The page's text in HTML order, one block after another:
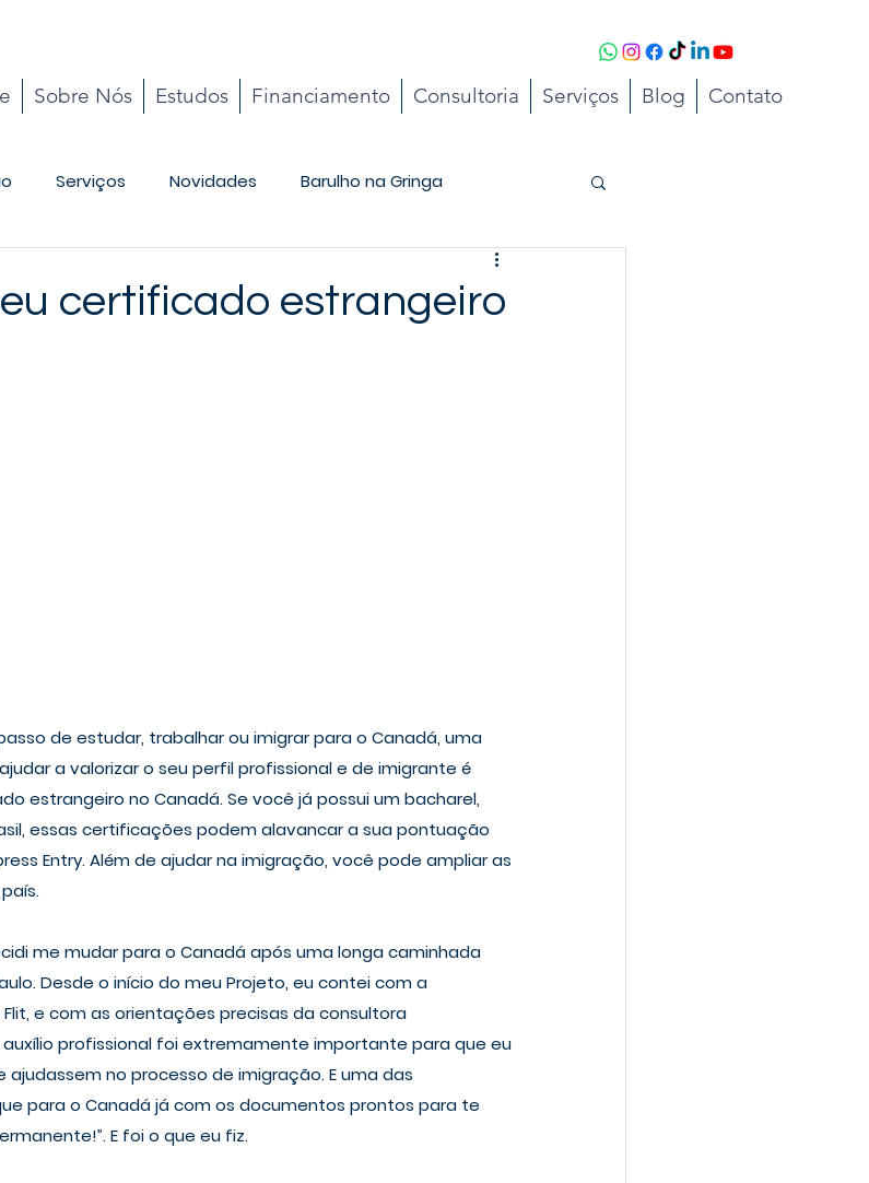
Sobre Nós Estudos Financiamento Consultoria Serviços Blog Contato
Serviços Novidades Barulho na Gringa
certificado estrangeiro
de estudar, trabalhar ou imigrar para o Canadá, uma
a valorizar o seu perfil profissional e de imigrante é
estrangeiro no Canadá. Se você já possui um bacharel,
essas certificações podem alavancar a sua pontuação
Entry. Além de ajudar na imigração, você pode ampliar as
me mudar para o Canadá após uma longa caminhada
Desde o início do meu Projeto, eu contei com a
e com as orientações precisas da consultora
auxílio profissional foi extremamente importante para que eu
no processo de imigração. E uma das
para o Canadá já com os documentos prontos para te
E foi o que eu fiz.